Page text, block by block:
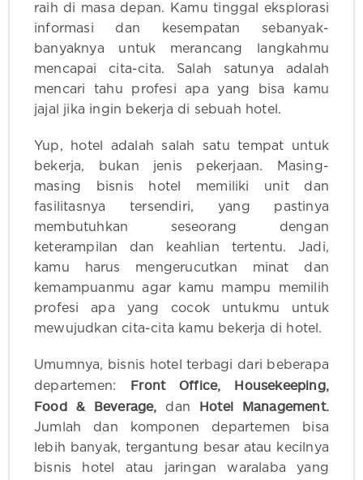
raih di masa depan. Kamu tinggal eksplorasi
informasi dan kesempatan sebanyak-
banyaknya untuk merancang langkahmu
mencapai cita-cita. Salah satunya adalah
mencari tahu profesi apa yang bisa kamu
jajal jika ingin bekerja di sebuah hotel.
Yup, hotel adalah salah satu tempat untuk
bekerja, bukan jenis pekerjaan. Masing-
masing bisnis hotel memiliki unit dan
fasilitasnya tersendiri, yang pastinya
membutuhkan seseorang dengan
keterampilan dan keahlian tertentu. Jadi,
kamu harus mengerucutkan minat dan
kemampuanmu agar kamu mampu memilih
profesi apa yang cocok untukmu untuk
mewujudkan cita-cita kamu bekerja di hotel.
Umumnya, bisnis hotel terbagi dari beberapa
departemen: Front Office, Housekeeping,
Food & Beverage,
dan Hotel Management.
Jumlah dan komponen departemen bisa
lebih banyak, tergantung besar atau kecilnya
bisnis hotel atau jaringan waralaba yang